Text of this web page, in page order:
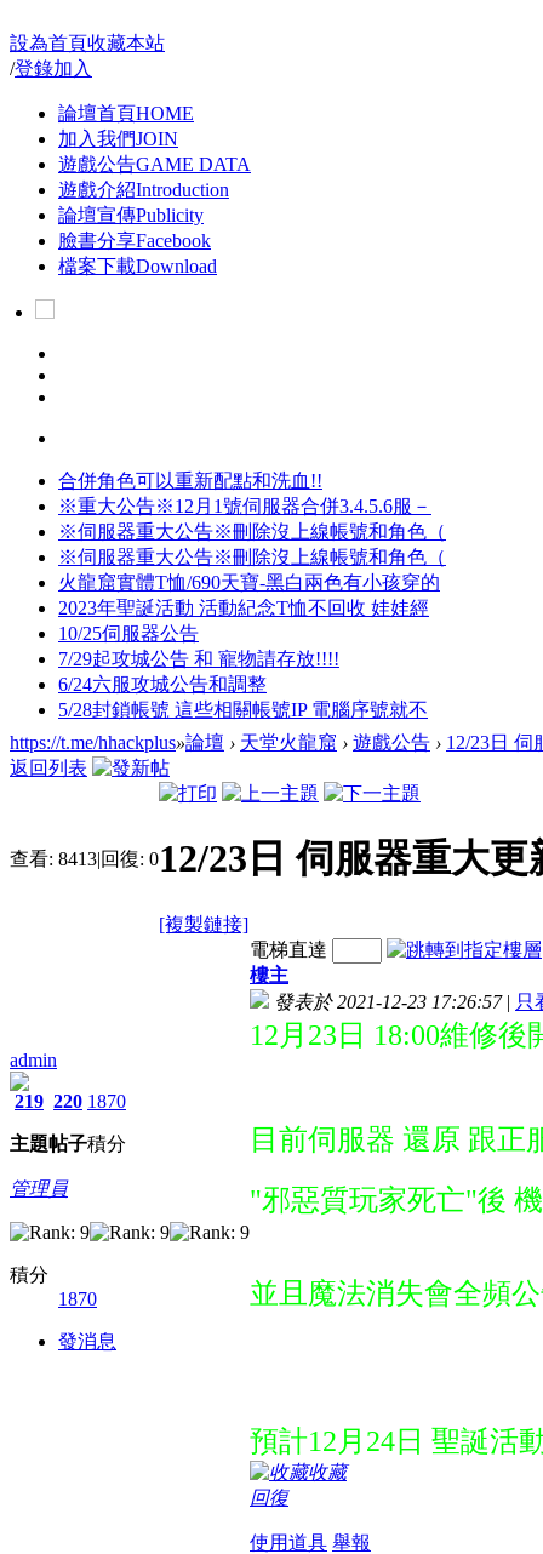
設為首頁收藏本站
/登錄加入
論壇首頁HOME
加入我們JOIN
遊戲公告GAME DATA
遊戲介紹Introduction
論壇宣傳Publicity
臉書分享Facebook
檔案下載Download
合併角色可以重新配點和洗血!!
※重大公告※12月1號伺服器合併3.4.5.6服－
※伺服器重大公告※刪除沒上線帳號和角色（
※伺服器重大公告※刪除沒上線帳號和角色（
火龍窟實體T恤/690天寶-黑白兩色有小孩穿的
2023年聖誕活動 活動紀念T恤不回收 娃娃經
10/25伺服器公告
7/29起攻城公告 和 寵物請存放!!!!
6/24六服攻城公告和調整
5/28封鎖帳號 這些相關帳號IP 電腦序號就不
https://t.me/hhackplus»論壇 › 天堂火龍窟 › 遊戲公告 › 12/23日 伺
返回列表
查看: 8413|回復: 012/23日 伺服器重大更
[複製鏈接]
admin
219
主題
220
帖子
1870
積分
管理員
積分
1870
發消息
電梯直達
樓主
發表於 2021-12-23 17:26:57 | 只
12月23日 18:00維修後
目前伺服器 還原 跟
"邪惡質玩家死亡"後
並且魔法消失會全頻
預計12月24日 聖誕活
收藏
回復
使用道具 舉報